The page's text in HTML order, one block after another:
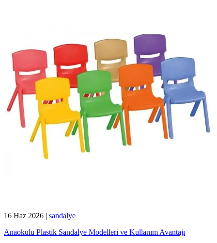
16 Haz 2026 | sandalye
Anaokulu Plastik Sandalye Modelleri ve Kullanım Avantajı